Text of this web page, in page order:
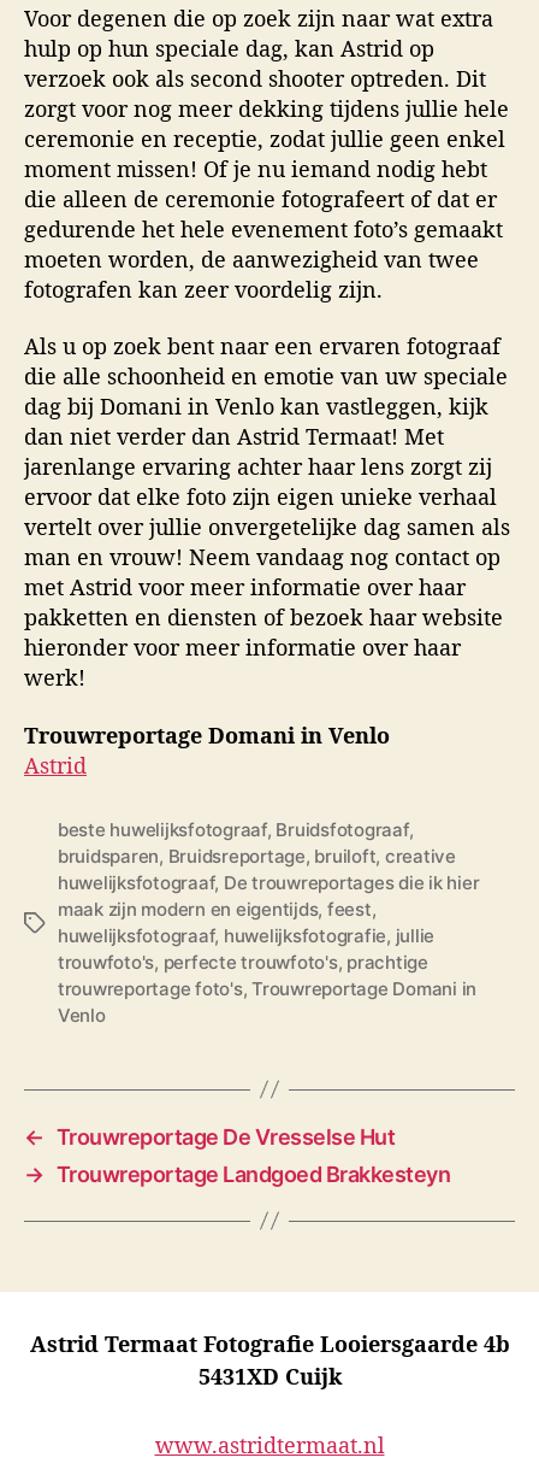
Voor degenen die op zoek zijn naar wat extra
hulp op hun speciale dag, kan Astrid op
verzoek ook als second shooter optreden. Dit
zorgt voor nog meer dekking tijdens jullie hele
ceremonie en receptie, zodat jullie geen enkel
moment missen! Of je nu iemand nodig hebt
die alleen de ceremonie fotografeert of dat er
gedurende het hele evenement foto’s gemaakt
moeten worden, de aanwezigheid van twee
fotografen kan zeer voordelig zijn.
Als u op zoek bent naar een ervaren fotograaf
die alle schoonheid en emotie van uw speciale
dag bij Domani in Venlo kan vastleggen, kijk
dan niet verder dan Astrid Termaat! Met
jarenlange ervaring achter haar lens zorgt zij
ervoor dat elke foto zijn eigen unieke verhaal
vertelt over jullie onvergetelijke dag samen als
man en vrouw! Neem vandaag nog contact op
met Astrid voor meer informatie over haar
pakketten en diensten of bezoek haar website
hieronder voor meer informatie over haar
werk!
Trouwreportage Domani in Venlo
Astrid
T
beste huwelijksfotograaf, Bruidsfotograaf,
bruidsparen, Bruidsreportage, bruiloft, creative
huwelijksfotograaf, De trouwreportages die ik hier
maak zijn modern en eigentijds, feest,
huwelijksfotograaf, huwelijksfotografie, jullie
trouwfoto's, perfecte trouwfoto's, prachtige
trouwreportage foto's,Trouwreportage Domani in
Venlo
← Trouwreportage De Vresselse Hut
→ Trouwreportage Landgoed Brakkesteyn
Astrid Termaat Fotografie Looiersgaarde 4b
5431XD Cuijk
www.astridtermaat.nl